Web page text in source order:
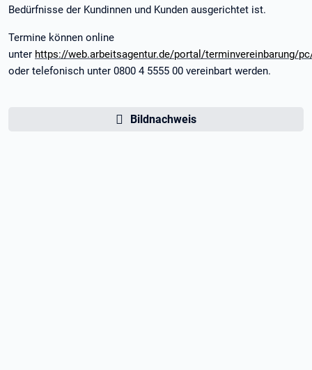
Bedürfnisse der Kundinnen und Kunden ausgerichtet ist.
Termine können online
unter https://web.arbeitsagentur.de/portal/terminvereinbarung/
oder telefonisch unter 0800 4 5555 00 vereinbart werden.
Bildnachweis